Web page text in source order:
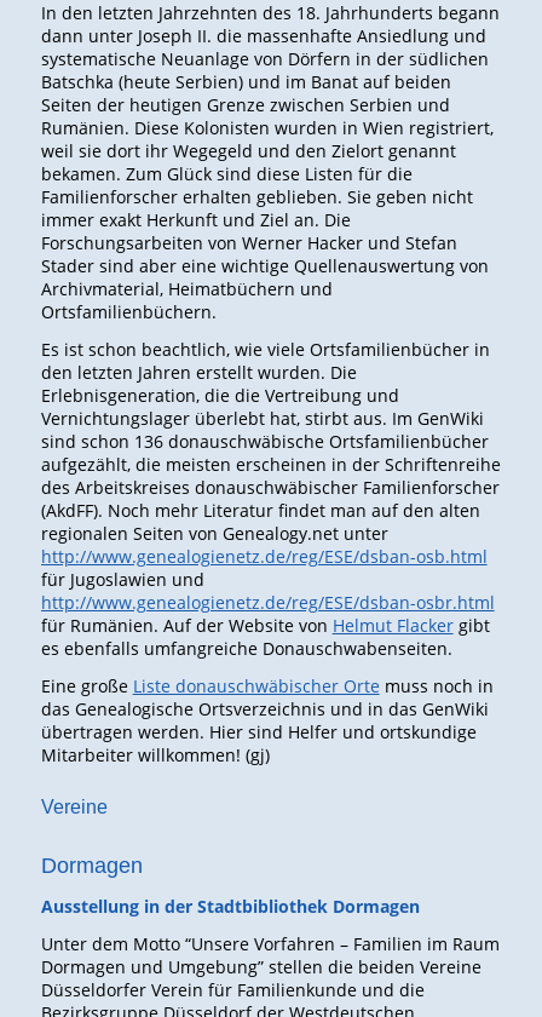
In den letzten Jahrzehnten des 18. Jahrhunderts begann
dann unter Joseph II. die massenhafte Ansiedlung und
systematische Neuanlage von Dörfern in der südlichen
Batschka (heute Serbien) und im Banat auf beiden
Seiten der heutigen Grenze zwischen Serbien und
Rumänien. Diese Kolonisten wurden in Wien registriert,
weil sie dort ihr Wegegeld und den Zielort genannt
bekamen. Zum Glück sind diese Listen für die
Familienforscher erhalten geblieben. Sie geben nicht
immer exakt Herkunft und Ziel an. Die
Forschungsarbeiten von Werner Hacker und Stefan
Stader sind aber eine wichtige Quellenauswertung von
Archivmaterial, Heimatbüchern und
Ortsfamilienbüchern.
Es ist schon beachtlich, wie viele Ortsfamilienbücher in
den letzten Jahren erstellt wurden. Die
Erlebnisgeneration, die die Vertreibung und
Vernichtungslager überlebt hat, stirbt aus. Im GenWiki
sind schon 136 donauschwäbische Ortsfamilienbücher
aufgezählt, die meisten erscheinen in der Schriftenreihe
des Arbeitskreises donauschwäbischer Familienforscher
(AkdFF). Noch mehr Literatur findet man auf den alten
regionalen Seiten von Genealogy.net unter
http://www.genealogienetz.de/reg/ESE/dsban-osb.html
für Jugoslawien und
http://www.genealogienetz.de/reg/ESE/dsban-osbr.html
für Rumänien. Auf der Website von Helmut Flackergibt
es ebenfalls umfangreiche Donauschwabenseiten.
Eine große Liste donauschwäbischer Orte muss noch in
das Genealogische Ortsverzeichnis und in das GenWiki
übertragen werden. Hier sind Helfer und ortskundige
Mitarbeiter willkommen! (gj)
Vereine
Dormagen
Ausstellung in der Stadtbibliothek Dormagen
Unter dem Motto “Unsere Vorfahren – Familien im Raum
Dormagen und Umgebung” stellen die beiden Vereine
Düsseldorfer Verein für Familienkunde und die